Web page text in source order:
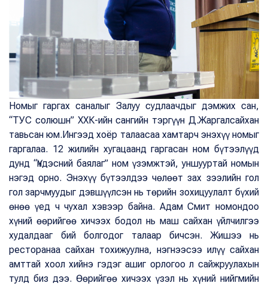
Номыг гаргах саналыг Залуу судлаачдыг дэмжих сан,
“ТУС солюшн” ХХК-ийн сангийн тэргүүн Д.Жаргалсайхан
тавьсан юм.Ингээд хоёр талаасаа хамтарч энэхүү номыг
гаргалаа. 12 жилийн хугацаанд гаргасан ном бүтээлүүд
дунд “Үндэсний баялаг” ном үзэмжтэй, уншууртай номын
нэгэд орно. Энэхүү бүтээлдээ чөлөөт зах зээлийн гол
гол зарчмуудыг дэвшүүлсэн нь төрийн зохицуулалт бүхий
өнөө үед ч чухал хэвээр байна. Адам Смит номондоо
хүний өөрийгөө хичээх бодол нь маш сайхан үйлчилгээ
худалдааг бий болгодог талаар бичсэн. Жишээ нь
ресторанаа сайхан тохижуулна, нэгнээсээ илүү сайхан
амттай хоол хийнэ гэдэг ашиг орлогоо л сайжруулахын
тулд биз дээ. Өөрийгөө хичээх үзэл нь хүний нийгмийн